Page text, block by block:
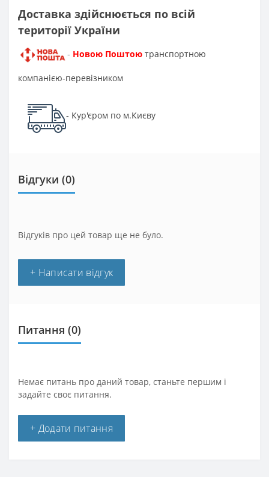
Доставка здійснюється по всій
території України
- Новою Поштою транспортною
компанією-перевізником
- Кур'єром по м.Києву
Відгуки (0)
Відгуків про цей товар ще не було.
+ Написати відгук
Питання (0)
Немає питань про даний товар, станьте першим і
задайте своє питання.
+ Додати питання